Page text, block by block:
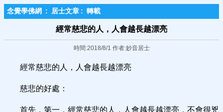
念覺學佛網 : 居士文章 : 轉載
經常慈悲的人，人會越長越漂亮
時間:2018/8/1 作者:妙音居士
經常慈悲的人，人會越長越漂亮
慈悲的好處：
首先，第一，經常慈悲的人，人會越長越漂亮，不會很兇